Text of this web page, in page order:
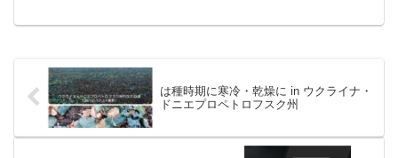
は種時期に寒冷・乾燥に in ウクライナ・
ドニエプロペトロフスク州